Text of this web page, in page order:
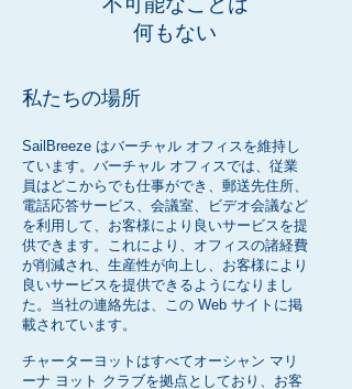
何もない
私たちの場所
SailBreeze はバーチャル オフィスを維持し
ています。バーチャル オフィスでは、従業
員はどこからでも仕事ができ、郵送先住所、
電話応答サービス、会議室、ビデオ会議など
を利用して、お客様により良いサービスを提
供できます。これにより、オフィスの諸経費
が削減され、生産性が向上し、お客様により
良いサービスを提供できるようになりまし
た。当社の連絡先は、この Web サイトに掲
載されています。
チャーターヨットはすべてオーシャン マリ
ーナ ヨット クラブを拠点としており、お客